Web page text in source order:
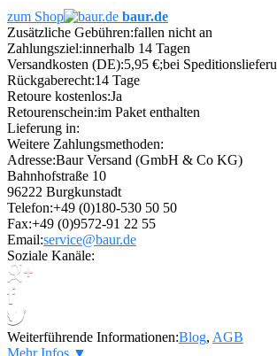
zum Shop
baur.de
Zusätzliche Gebühren:fallen nicht an
Zahlungsziel:innerhalb 14 Tagen
Versandkosten (DE):5,95 €;bei
Rückgaberecht:14 Tage
Retoure kostenlos:Ja
Retourenschein:im Paket enthalten
Lieferung in:
Weitere Zahlungsmethoden:
Adresse:Baur Versand (GmbH & Co KG)
Bahnhofstraße 10
96222 Burgkunstadt
Telefon:+49 (0)180-530 50 50
Fax:+49 (0)9572-91 22 55
Email:service@baur.de
Soziale Kanäle:
Weiterführende Informationen:Blog, AGB